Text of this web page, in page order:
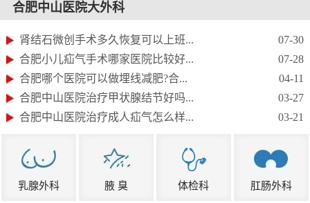
合肥中山医院大外科
07-30
肾结石微创手术多久恢复可以上班...
07-28
合肥小儿疝气手术哪家医院比较好...
04-11
合肥哪个医院可以做埋线减肥?合...
03-27
合肥中山医院治疗甲状腺结节好吗...
03-21
合肥中山医院治疗成人疝气怎么样...
乳腺外科 腋 臭 体检科 肛肠外科